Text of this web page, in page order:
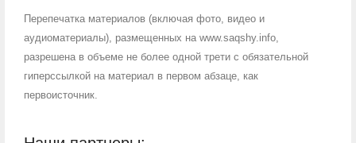
Перепечатка материалов (включая фото, видео и
аудиоматериалы), размещенных на www.saqshy.info,
разрешена в объеме не более одной трети с обязательной
гиперссылкой на материал в первом абзаце, как
первоисточник.